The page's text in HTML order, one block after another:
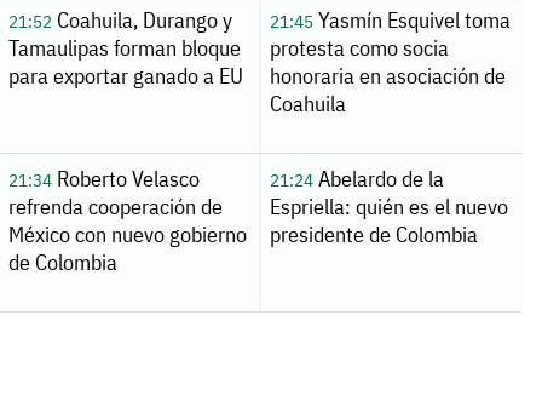
21:52Coahuila, Durango y
Tamaulipas forman bloque
para exportar ganado a EU
21:45Yasmín Esquivel toma
protesta como socia
honoraria en asociación de
Coahuila
21:34Roberto Velasco
refrenda cooperación de
México con nuevo gobierno
de Colombia
21:24Abelardo de la
Espriella: quién es el nuevo
presidente de Colombia